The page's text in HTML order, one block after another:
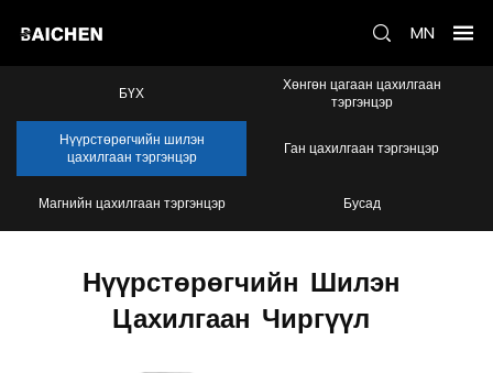
MN
БҮХ
Хөнгөн цагаан цахилгаан
тэргэнцэр
Нүүрстөрөгчийн шилэн
цахилгаан тэргэнцэр
Ган цахилгаан тэргэнцэр
Магнийн цахилгаан тэргэнцэр Бусад
Нүүрстөрөгчийн Шилэн
Цахилгаан Чиргүүл